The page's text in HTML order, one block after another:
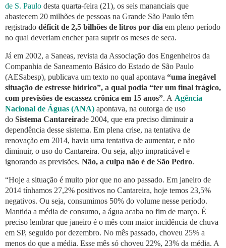
de S. Paulo desta quarta-feira (21), os seis mananciais que
abastecem 20 milhões de pessoas na Grande São Paulo têm
registrado déficit de 2,5 bilhões de litros por dia em pleno período
no qual deveriam encher para suprir os meses de seca.
Já em 2002, a Saneas, revista da Associação dos Engenheiros da
Companhia de Saneamento Básico do Estado de São Paulo
(AESabesp), publicava um texto no qual apontava “uma inegável
situação de estresse hídrico”, a qual podia “ter um final trágico,
com previsões de escassez crônica em 15 anos”. A Agência
Nacional de Águas (ANA) apontava, na outorga de uso
do Sistema Cantareirade 2004, que era preciso diminuir a
dependência desse sistema. Em plena crise, na tentativa de
renovação em 2014, havia uma tentativa de aumentar, e não
diminuir, o uso do Cantareira. Ou seja, algo impraticável e
ignorando as previsões. Não, a culpa não é de São Pedro.
“Hoje a situação é muito pior que no ano passado. Em janeiro de
2014 tínhamos 27,2% positivos no Cantareira, hoje temos 23,5%
negativos. Ou seja, consumimos 50% do volume nesse período.
Mantida a média de consumo, a água acaba no fim de março. É
preciso lembrar que janeiro é o mês com maior incidência de chuva
em SP, seguido por dezembro. No mês passado, choveu 25% a
menos do que a média. Esse mês só choveu 22%, 23% da média. A